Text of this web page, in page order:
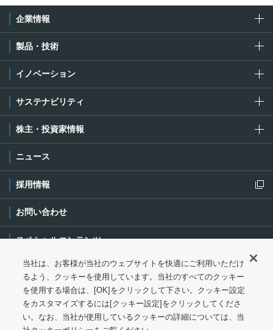
企業情報
製品・技術
イノベーション
サステナビリティ
株主・投資家情報
ニュース
採用情報
新規ウィンドウを開きます
お問い合わせ
スペシャルコンテンツ
ご利用条件・ご注意 プライバシーポリシー
ソーシャルメディアポリシー クッキーポリシー
特定個人情報等の基本方針 ウェブアクセシビリティ対応
当社は、お客様が当社のウェブサイトを快適にご利用いただけ
るよう、クッキーを使用しています。当社のすべてのクッキー
を使用する場合は、[OK]をクリックして下さい。クッキー設定
をカスタマイズするには[クッキー設定]をクリックしてくださ
い。なお、当社が使用しているクッキーの詳細については、当